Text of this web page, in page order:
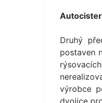
Druhý
postaven
výrobce